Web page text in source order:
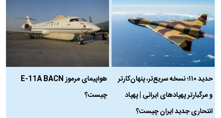
حدید ۱۱۰؛ نسخه سریع‌تر، پنهان‌کارتر
و مرگبارتر پهپادهای ایرانی | پهپاد
انتحاری جدید ایران چیست؟
هواپیمای مرموز E-11A BACN
چیست؟